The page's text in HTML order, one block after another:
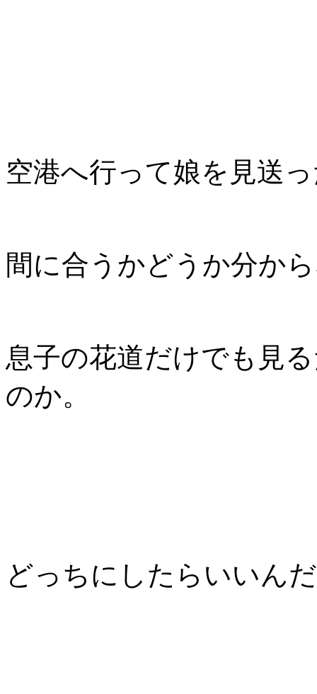
空港へ行って娘を見送
間に合うかどうか分か
息子の花道だけでも見
のか。
どっちにしたらいいん